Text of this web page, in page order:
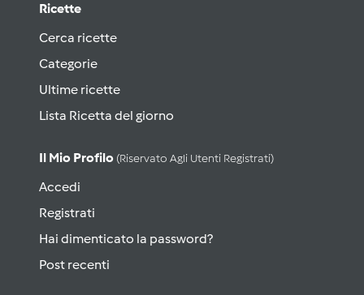
Ricette
Cerca ricette
Categorie
Ultime ricette
Lista Ricetta del giorno
Il Mio Profilo (riservato Agli Utenti Registrati)
Accedi
Registrati
Hai dimenticato la password?
Post recenti